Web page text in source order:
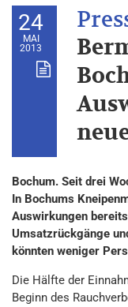
24
MAI
2013
Bochum. Seit drei
In Bochums
Auswirkungen
Umsatzrückgänge
könnten weniger
Die Hälfte der
Beginn des